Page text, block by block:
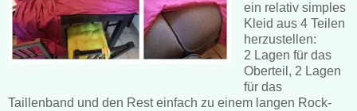
ein relativ simples
Kleid aus 4 Teilen
herzustellen:
2 Lagen für das
Oberteil, 2 Lagen
für das
Taillenband und den Rest einfach zu einem langen Rock-